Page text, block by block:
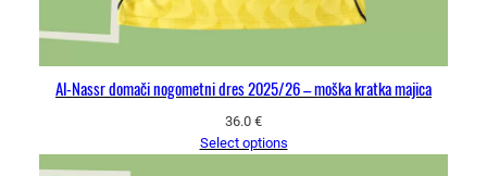
Al-Nassr domači nogometni dres 2025/26 – moška kratka majica
36.0 €
Select options